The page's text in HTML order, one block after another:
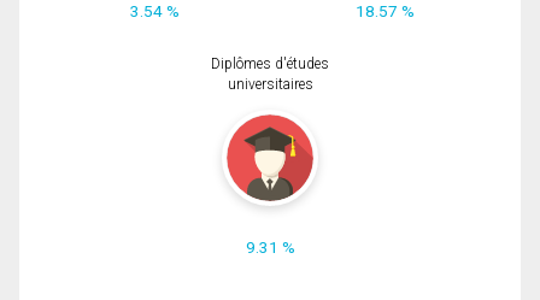
3.54 % 18.57 %
Diplômes d'études
universitaires
9.31 %